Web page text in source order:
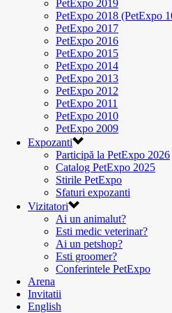
PetExpo 2019
PetExpo 2018 (PetExpo
PetExpo 2017
PetExpo 2016
PetExpo 2015
PetExpo 2014
PetExpo 2013
PetExpo 2012
PetExpo 2011
PetExpo 2010
PetExpo 2009
Expozanti
Participă la PetExpo 2026
Catalog PetExpo 2025
Stirile PetExpo
Sfaturi expozanti
Vizitatori
Ai un animalut?
Esti medic veterinar?
Ai un petshop?
Esti groomer?
Conferintele PetExpo
Arena
Invitatii
English